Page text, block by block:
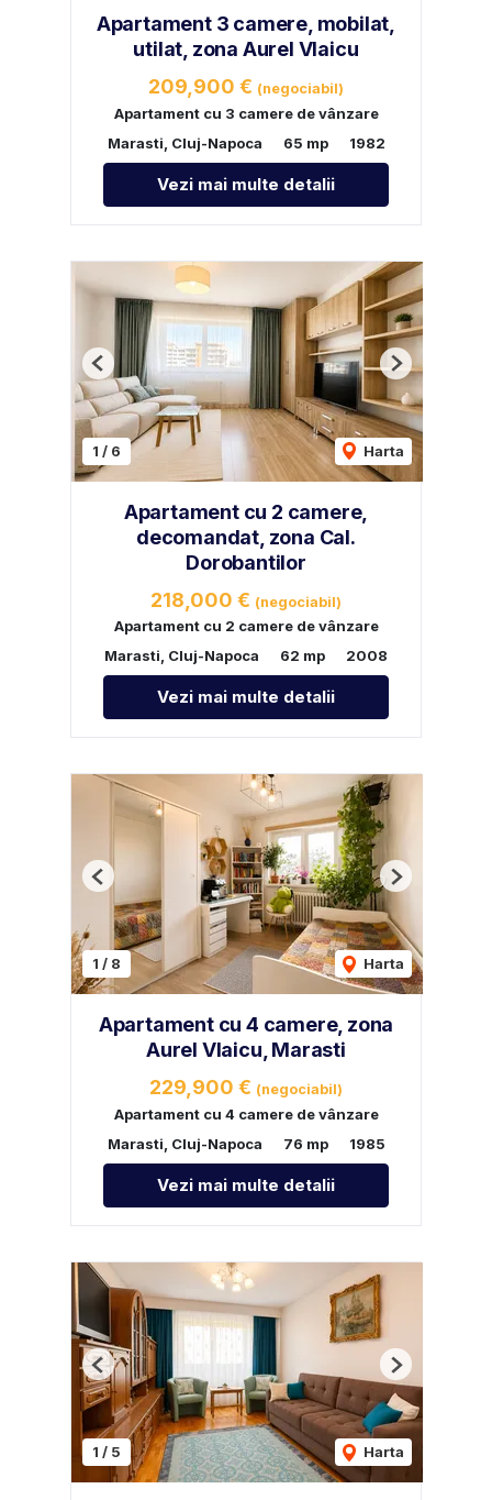
Apartament 3 camere, mobilat,
utilat, zona Aurel Vlaicu
209,900 € (negociabil)
Apartament cu 3 camere de vânzare
Marasti, Cluj-Napoca
65 mp 1982
Vezi mai multe detalii
1 / 6 Harta
Previous Next
Apartament cu 2 camere,
decomandat, zona Cal.
Dorobantilor
218,000 € (negociabil)
Apartament cu 2 camere de vânzare
Marasti, Cluj-Napoca
62 mp 2008
Vezi mai multe detalii
1 / 8 Harta
Previous Next
Apartament cu 4 camere, zona
Aurel Vlaicu, Marasti
229,900 € (negociabil)
Apartament cu 4 camere de vânzare
Marasti, Cluj-Napoca
76 mp 1985
Vezi mai multe detalii
1 / 5 Harta
Previous Next